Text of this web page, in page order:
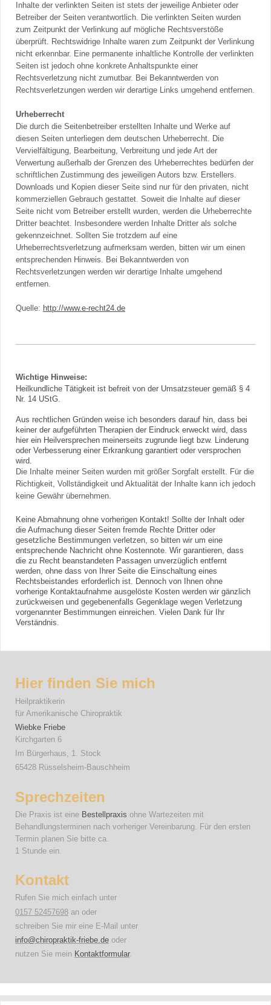
Inhalte der verlinkten Seiten ist stets der jeweilige Anbieter oder
Betreiber der Seiten verantwortlich. Die verlinkten Seiten wurden
zum Zeitpunkt der Verlinkung auf mögliche Rechtsverstöße
überprüft. Rechtswidrige Inhalte waren zum Zeitpunkt der Verlinkung
nicht erkennbar. Eine permanente inhaltliche Kontrolle der verlinkten
Seiten ist jedoch ohne konkrete Anhaltspunkte einer
Rechtsverletzung nicht zumutbar. Bei Bekanntwerden von
Rechtsverletzungen werden wir derartige Links umgehend entfernen.
Urheberrecht
Die durch die Seitenbetreiber erstellten Inhalte und Werke auf
diesen Seiten unterliegen dem deutschen Urheberrecht. Die
Vervielfältigung, Bearbeitung, Verbreitung und jede Art der
Verwertung außerhalb der Grenzen des Urheberrechtes bedürfen der
schriftlichen Zustimmung des jeweiligen Autors bzw. Erstellers.
Downloads und Kopien dieser Seite sind nur für den privaten, nicht
kommerziellen Gebrauch gestattet. Soweit die Inhalte auf dieser
Seite nicht vom Betreiber erstellt wurden, werden die Urheberrechte
Dritter beachtet. Insbesondere werden Inhalte Dritter als solche
gekennzeichnet. Sollten Sie trotzdem auf eine
Urheberrechtsverletzung aufmerksam werden, bitten wir um einen
entsprechenden Hinweis. Bei Bekanntwerden von
Rechtsverletzungen werden wir derartige Inhalte umgehend
entfernen.
Quelle: http://www.e-recht24.de
Wichtige Hinweise:
Heilkundliche Tätigkeit ist befreit von der Umsatzsteuer gemäß § 4
Nr. 14 UStG.
Aus rechtlichen Gründen weise ich besonders darauf hin, dass bei
keiner der aufgeführten Therapien der Eindruck erweckt wird, dass
hier ein Heilversprechen meinerseits zugrunde liegt bzw. Linderung
oder Verbesserung einer Erkrankung garantiert oder versprochen
wird.
Die Inhalte meiner Seiten wurden mit größer Sorgfalt erstellt. Für die
Richtigkeit, Vollständigkeit und Aktualität der Inhalte kann ich jedoch
keine Gewähr übernehmen.
Keine Abmahnung ohne vorherigen Kontakt! Sollte der Inhalt oder
die Aufmachung dieser Seiten fremde Rechte Dritter oder
gesetzliche Bestimmungen verletzen, so bitten wir um eine
entsprechende Nachricht ohne Kostennote. Wir garantieren, dass
die zu Recht beanstandeten Passagen unverzüglich entfernt
werden, ohne dass von Ihrer Seite die Einschaltung eines
Rechtsbeistandes erforderlich ist. Dennoch von Ihnen ohne
vorherige Kontaktaufnahme ausgelöste Kosten werden wir gänzlich
zurückweisen und gegebenenfalls Gegenklage wegen Verletzung
vorgenannter Bestimmungen einreichen. Vielen Dank für Ihr
Verständnis.
Hier finden Sie mich
Heilpraktikerin
für Amerikanische Chiropraktik
Wiebke Friebe
Kirchgarten 6
Im Bürgerhaus, 1. Stock
65428 Rüsselsheim-Bauschheim
Sprechzeiten
Die Praxis ist eine Bestellpraxis ohne Wartezeiten mit
Behandlungsterminen nach vorheriger Vereinbarung. Für den ersten
Termin planen Sie bitte ca.
1 Stunde ein.
Kontakt
Rufen Sie mich einfach unter
0157 52457698 an oder
schreiben Sie mir eine E-Mail unter
info@chiropraktik-friebe.de oder
nutzen Sie mein Kontaktformular.